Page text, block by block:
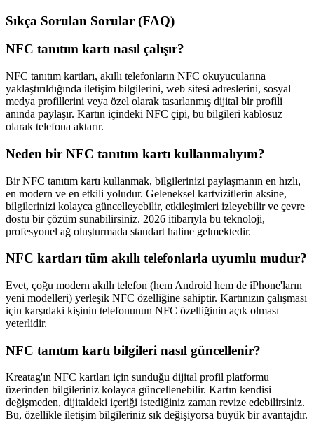
Sıkça Sorulan Sorular (FAQ)
NFC tanıtım kartı nasıl çalışır?
NFC tanıtım kartları, akıllı telefonların NFC okuyucularına
yaklaştırıldığında iletişim bilgilerini, web sitesi adreslerini, sosyal
medya profillerini veya özel olarak tasarlanmış dijital bir profili
anında paylaşır. Kartın içindeki NFC çipi, bu bilgileri kablosuz
olarak telefona aktarır.
Neden bir NFC tanıtım kartı kullanmalıyım?
Bir NFC tanıtım kartı kullanmak, bilgilerinizi paylaşmanın en hızlı,
en modern ve en etkili yoludur. Geleneksel kartvizitlerin aksine,
bilgilerinizi kolayca güncelleyebilir, etkileşimleri izleyebilir ve çevre
dostu bir çözüm sunabilirsiniz. 2026 itibarıyla bu teknoloji,
profesyonel ağ oluşturmada standart haline gelmektedir.
NFC kartları tüm akıllı telefonlarla uyumlu mudur?
Evet, çoğu modern akıllı telefon (hem Android hem de iPhone'ların
yeni modelleri) yerleşik NFC özelliğine sahiptir. Kartınızın çalışması
için karşıdaki kişinin telefonunun NFC özelliğinin açık olması
yeterlidir.
NFC tanıtım kartı bilgileri nasıl güncellenir?
Kreatag'ın NFC kartları için sunduğu dijital profil platformu
üzerinden bilgileriniz kolayca güncellenebilir. Kartın kendisi
değişmeden, dijitaldeki içeriği istediğiniz zaman revize edebilirsiniz.
Bu, özellikle iletişim bilgileriniz sık değişiyorsa büyük bir avantajdır.